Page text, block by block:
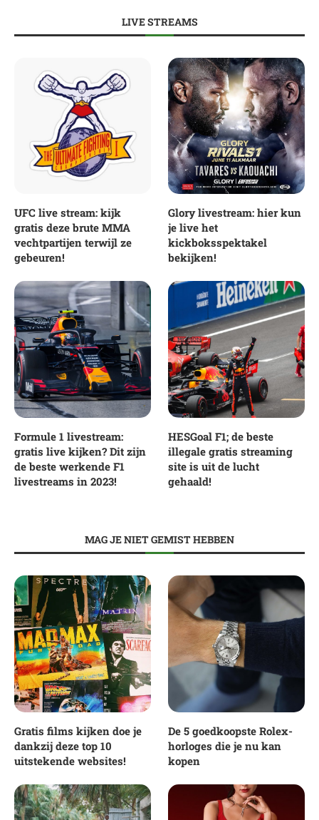
LIVE STREAMS
UFC live stream: kijk
gratis deze brute MMA
vechtpartijen terwijl ze
gebeuren!
Glory livestream: hier kun
je live het
kickboksspektakel
bekijken!
Formule 1 livestream:
gratis live kijken? Dit zijn
de beste werkende F1
livestreams in 2023!
HESGoal F1; de beste
illegale gratis streaming
site is uit de lucht
gehaald!
MAG JE NIET GEMIST HEBBEN
Gratis films kijken doe je
dankzij deze top 10
uitstekende websites!
De 5 goedkoopste Rolex-
horloges die je nu kan
kopen